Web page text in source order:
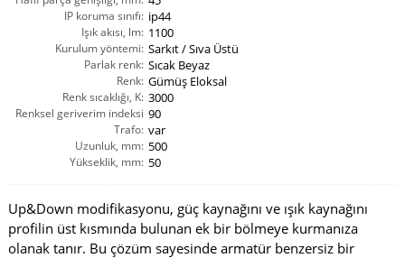
IP koruma sınıfı: ip44
Işık akısı, lm: 1100
Kurulum yöntemi: Sarkıt / Sıva Üstü
Parlak renk: Sıcak Beyaz
Renk: Gümüş Eloksal
Renk sıcaklığı, K: 3000
Renksel geriverim indeksi
CRI(Ra):
90
Trafo: var
Uzunluk, mm: 500
Yükseklik, mm: 50
Up&Down modifikasyonu, güç kaynağını ve ışık kaynağını
profilin üst kısmında bulunan ek bir bölmeye kurmanıza
olanak tanır. Bu çözüm sayesinde armatür benzersiz bir